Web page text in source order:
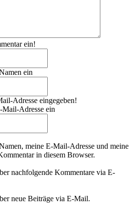
ein!
ein
Adresse eingegeben!
Mail-Adresse ein
meine E-Mail-Adresse und meine
in diesem Browser.
nachfolgende Kommentare via E-
neue Beiträge via E-Mail.